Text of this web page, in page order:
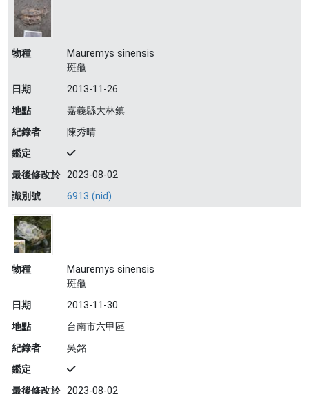
物種
Mauremys sinensis
斑龜
日期
2013-11-26
地點
嘉義縣大林鎮
紀錄者
陳秀晴
鑑定
最後修改於 2023-08-02
識別號
6913 (nid)
物種
Mauremys sinensis
斑龜
日期
2013-11-30
地點
台南市六甲區
紀錄者
吳銘
鑑定
最後修改於 2023-08-02